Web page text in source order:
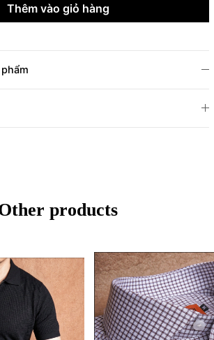
Thêm vào giỏ hàng
products